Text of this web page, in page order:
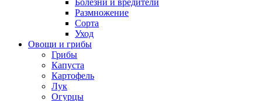
Размножение
Сорта
Уход
Овощи и грибы
Грибы
Капуста
Картофель
Лук
Огурцы